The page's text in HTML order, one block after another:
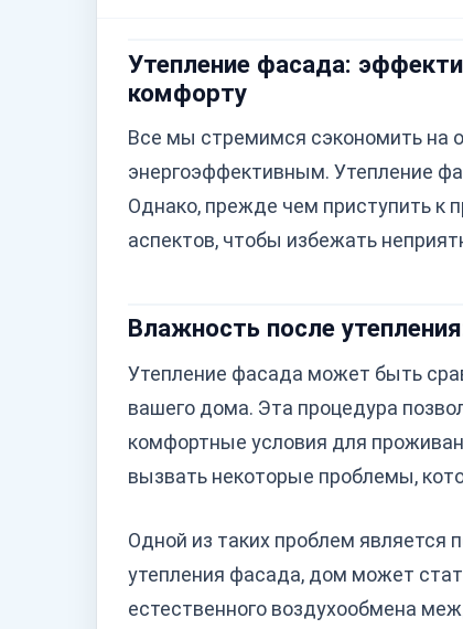
Утепление фасада:
комфорту
Все мы стремимся сэкономить на
энергоэффективным. Утепление
Однако, прежде чем приступить к
аспектов, чтобы избежать
Влажность после
Утепление фасада может быть
вашего дома. Эта процедура
комфортные условия для
вызвать некоторые проблемы,
Одной из таких проблем
утепления фасада, дом может
естественного воздухообмена